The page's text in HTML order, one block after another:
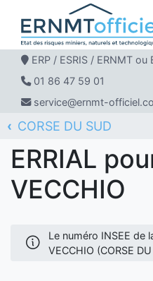
ERP / ESRIS / ERNMT ou
01 86 47 59 01
service@ernmt-
ERNMT Officiel
ERRIAL
CORSE DU SUD
PORTO VECCHIO
ERRIAL
VECCHIO
Le numéro INSEE de
VECCHIO (CORSE